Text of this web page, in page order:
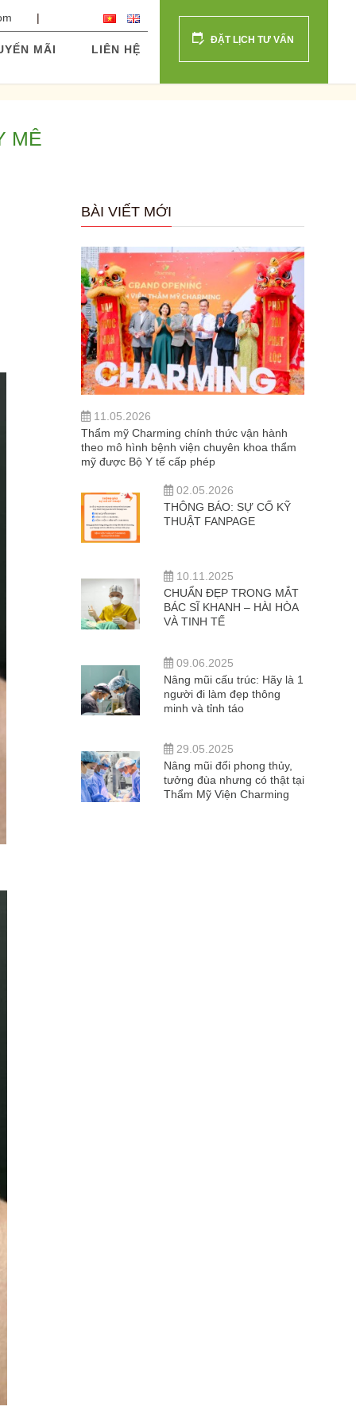
MÃI LIÊN HỆ
ĐẶT LỊCH TƯ VẤN
MÊ
BÀI VIẾT MỚI
11.05.2026
Thẩm mỹ Charming chính thức vận hành
theo mô hình bệnh viện chuyên khoa thẩm
mỹ được Bộ Y tế cấp phép
02.05.2026
THÔNG BÁO: SỰ CỐ KỸ
THUẬT FANPAGE
10.11.2025
CHUẨN ĐẸP TRONG MẮT
BÁC SĨ KHANH – HÀI HÒA
VÀ TINH TẾ
09.06.2025
Nâng mũi cấu trúc: Hãy là 1
người đi làm đẹp thông
minh và tỉnh táo
29.05.2025
Nâng mũi đổi phong thủy,
tưởng đùa nhưng có thật tại
Thẩm Mỹ Viện Charming